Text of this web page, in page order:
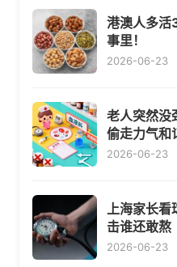
港澳人多活
事里！
2026-06-23
老人突然没
偷走力气和
2026-06-23
上海家长看
击谁还敢熬
2026-06-23